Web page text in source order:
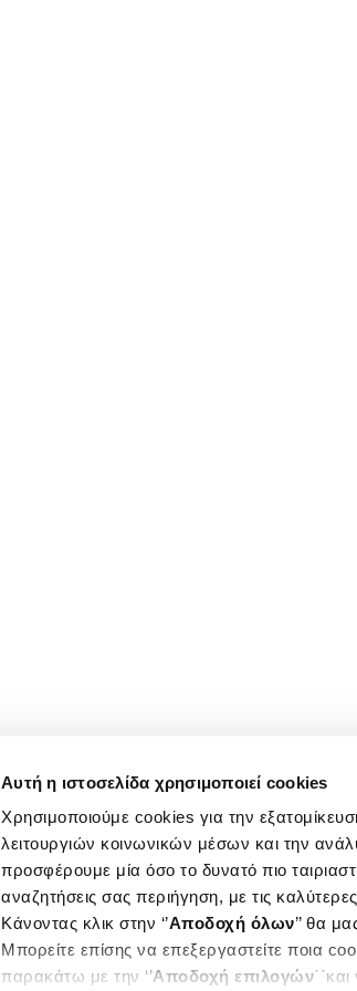
Αυτή η ιστοσελίδα χρησιμοποιεί cookies
Χρησιμοποιούμε cookies για την
λειτουργιών κοινωνικών μέσων και την
προσφέρουμε μία όσο το δυνατό πιο
αναζητήσεις σας περιήγηση, με τις
Κάνοντας κλικ στην ‘’Αποδοχή όλων’’ θα
Μπορείτε επίσης να επεξεργαστείτε ποια
παρακάτω με την ‘’Αποδοχή επιλογών